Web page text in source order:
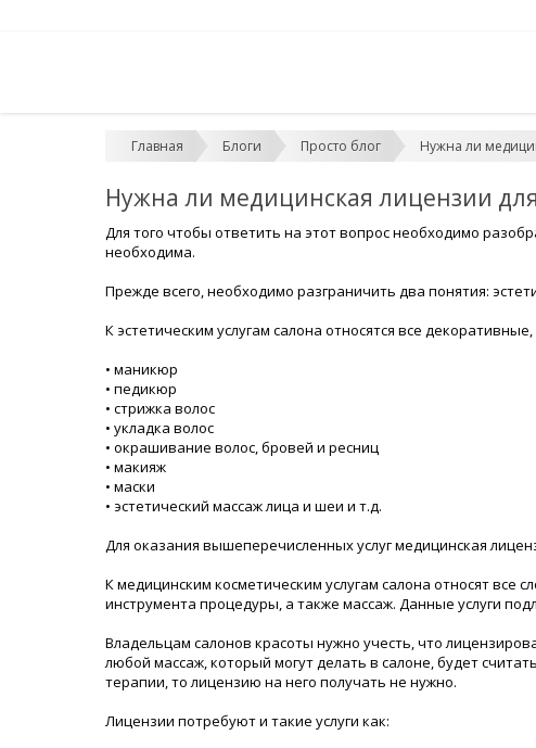
Главная Блоги Просто блог Нужна ли
Нужна ли медицинская лицензии
Для того чтобы ответить на этот вопрос необходимо
необходима.
Прежде всего, необходимо разграничить два понятия:
К эстетическим услугам салона относятся все
• маникюр
• педикюр
• стрижка волос
• укладка волос
• окрашивание волос, бровей и ресниц
• макияж
• маски
• эстетический массаж лица и шеи и т.д.
Для оказания вышеперечисленных услуг медицинская
К медицинским косметическим услугам салона относят
инструмента процедуры, а также массаж. Данные услуги
Владельцам салонов красоты нужно учесть, что
любой массаж, который могут делать в салоне, будет
терапии, то лицензию на него получать не нужно.
Лицензии потребуют и такие услуги как: